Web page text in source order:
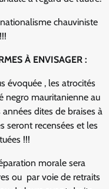
chauviniste
À ENVISAGER :
évoquée , les atrocités
negro mauritanienne au
dites de braises à
seront recensées et les
!!!
morale sera
ou par voie de retraits